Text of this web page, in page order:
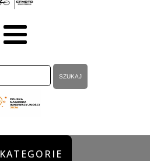
KATEGORIE